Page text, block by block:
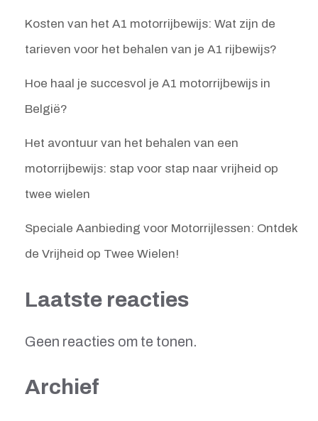
Kosten van het A1 motorrijbewijs: Wat zijn de
tarieven voor het behalen van je A1 rijbewijs?
Hoe haal je succesvol je A1 motorrijbewijs in
België?
Het avontuur van het behalen van een
motorrijbewijs: stap voor stap naar vrijheid op
twee wielen
Speciale Aanbieding voor Motorrijlessen: Ontdek
de Vrijheid op Twee Wielen!
Laatste reacties
Geen reacties om te tonen.
Archief